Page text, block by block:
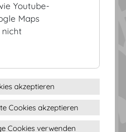
Youtube-
Maps
akzeptieren
Cookies akzeptieren
Cookies verwenden